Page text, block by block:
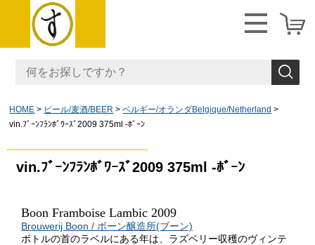
HOME ビール/麦酒/BEER
ベルギー/オランダBelgique/Netherland
vin.ﾌﾞｰﾝﾌﾗﾝﾎﾞﾜｰｽﾞ2009 375ml -ﾎﾞｰﾝ
vin.ﾌﾞｰﾝﾌﾗﾝﾎﾞﾜｰｽﾞ2009 375ml -ﾎﾞｰﾝ
Boon Framboise Lambic 2009
Brouwerij Boon / ボーン醸造所(ブーン)
ボトルの首のラベルにある年は、ラズベリー収穫のヴィンテ